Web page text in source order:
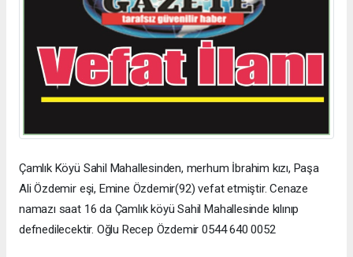
Çamlık Köyü Sahil Mahallesinden, merhum İbrahim kızı, Paşa
Ali Özdemir eşi, Emine Özdemir(92) vefat etmiştir. Cenaze
namazı saat 16 da Çamlık köyü Sahil Mahallesinde kılınıp
defnedilecektir. Oğlu Recep Özdemir 0544 640 0052